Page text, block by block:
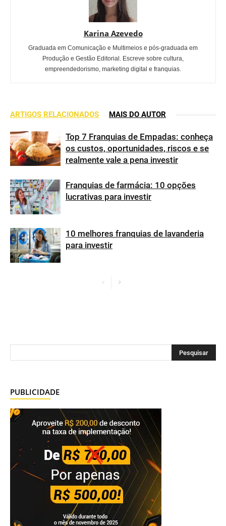
Karina Azevedo
Graduada em Comunicação e Multimeios e pós-graduada em
Produção e Gestão Editorial. Escreve sobre cultura,
empreendedorismo, marketing digital e franquias.
ARTIGOS RELACIONADOS MAIS DO AUTOR
Top 7 Franquias de Empadas: conheça
os custos, oportunidades, riscos e se
realmente vale a pena investir
Franquias de farmácia: 10 opções
lucrativas para investir
10 melhores franquias de lavanderia
para investir
PUBLICIDADE